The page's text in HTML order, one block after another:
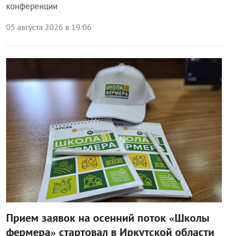
конференции
05 августа 2026 в 19:06
Прием заявок на осенний поток «Школы
фермера» стартовал в Иркутской области